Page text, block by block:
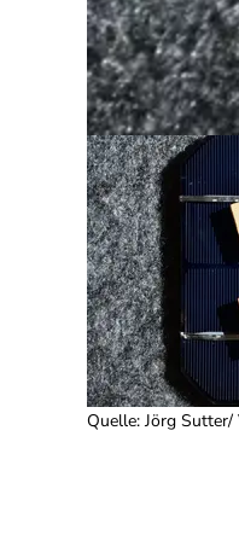
Quelle: Jörg Sutter/